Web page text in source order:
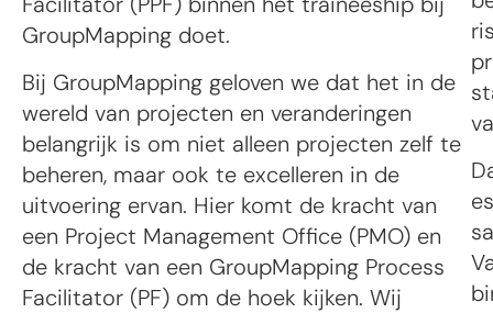
GroupMapping doet.
Bij GroupMapping geloven we dat het in de
wereld van projecten en veranderingen
belangrijk is om niet alleen projecten zelf te
beheren, maar ook te excelleren in de
uitvoering ervan. Hier komt de kracht van
een Project Management Office (PMO) en
de kracht van een GroupMapping Process
Facilitator (PF) om de hoek kijken. Wij